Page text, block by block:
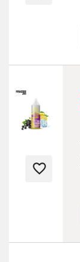
favorite_border